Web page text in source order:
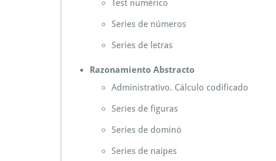
Test numérico
Series de números
Series de letras
Razonamiento Abstracto
Administrativo. Cálculo codificado
Series de figuras
Series de dominó
Series de naipes